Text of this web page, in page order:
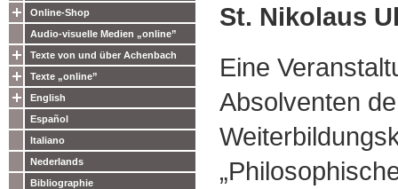
Online-Shop
Audio-visuelle Medien „online”
Texte von und über Achenbach
Texte „online”
English
Español
Italiano
Nederlands
Bibliographie
St. Nikolaus
Eine
Absolventen